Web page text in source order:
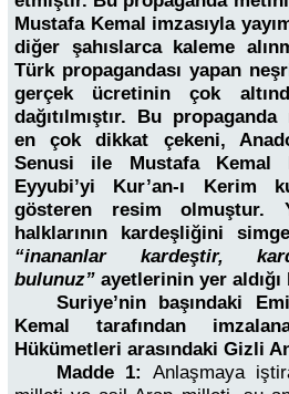
Mustafa Kemal imzasıyla
diğer şahıslarca kaleme
Türk propagandası yapan
gerçek ücretinin çok
dağıtılmıştır. Bu
en çok dikkat çekeni,
Senusi ile Mustafa Kemal
Eyyubi’yi Kur’an-ı Kerim
gösteren resim
halklarının kardeşliğini
“inananlar kardeştir,
bulunuz” ayetlerinin yer aldığı
Suriye’nin başındaki
Kemal tarafından
Hükümetleri arasındaki Gizli
Madde 1:
Anlaşmaya